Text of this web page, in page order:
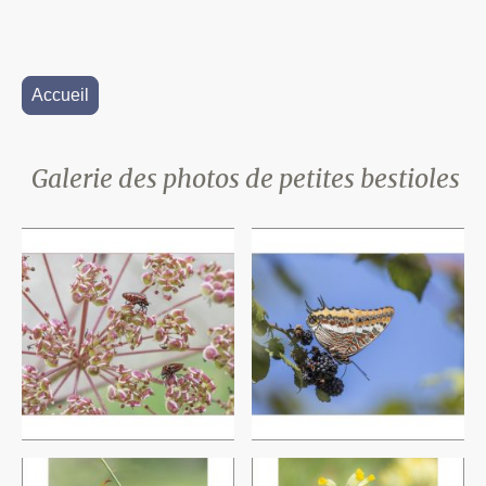
Accueil
Galerie des photos de petites bestioles